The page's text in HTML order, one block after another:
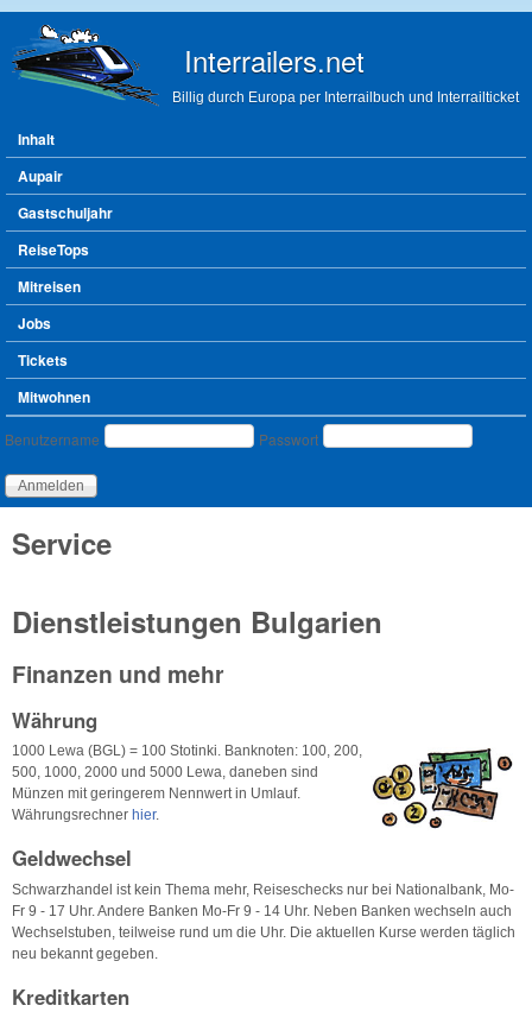
Interrailers.net
Billig durch Europa per Interrailbuch und Interrailticket
Hauptmenü
Inhalt
Aupair
Gastschuljahr
ReiseTops
Mitreisen
Jobs
Tickets
Mitwohnen
Benutzeranmeldung
Benutzername Passwort
Service
Dienstleistungen Bulgarien
Finanzen und mehr
Währung
1000 Lewa (BGL) = 100 Stotinki. Banknoten: 100, 200,
500, 1000, 2000 und 5000 Lewa, daneben sind
Münzen mit geringerem Nennwert in Umlauf.
Währungsrechner hier.
Geldwechsel
Schwarzhandel ist kein Thema mehr, Reiseschecks nur bei Nationalbank, Mo-
Fr 9 - 17 Uhr. Andere Banken Mo-Fr 9 - 14 Uhr. Neben Banken wechseln auch
Wechselstuben, teilweise rund um die Uhr. Die aktuellen Kurse werden täglich
neu bekannt gegeben.
Kreditkarten